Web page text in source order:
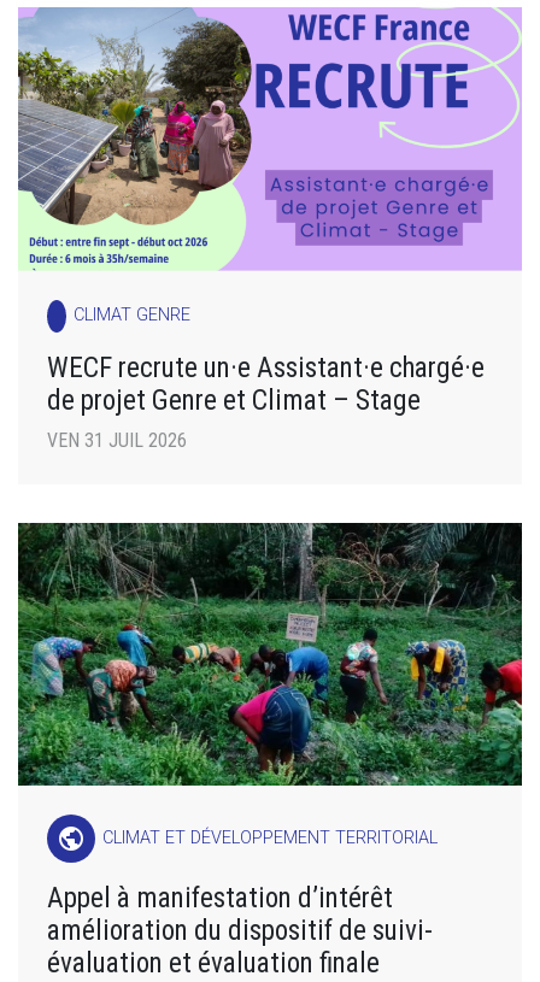
CLIMAT GENRE
WECF recrute un·e Assistant·e chargé·e
de projet Genre et Climat – Stage
VEN 31 JUIL 2026
public CLIMAT ET DÉVELOPPEMENT TERRITORIAL
Appel à manifestation d’intérêt
amélioration du dispositif de suivi-
évaluation et évaluation finale